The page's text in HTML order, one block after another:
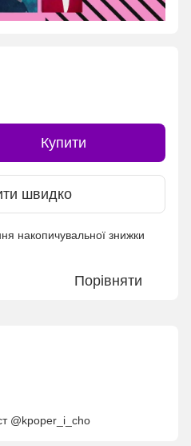
Купити
швидко
накопичувальної знижки
Порівняти
@kpoper_i_cho